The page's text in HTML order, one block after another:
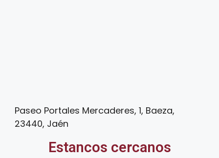
Paseo Portales Mercaderes, 1, Baeza,
23440, Jaén
Estancos cercanos